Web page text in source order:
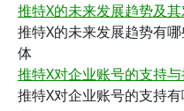
推特X的未来发展趋势及
推特X的未来发展趋势有
体
推特X对企业账号的支持
推特X对企业账号的支持